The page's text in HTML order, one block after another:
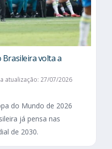
Brasileira volta a
atualização: 27/07/2026
do Mundo de 2026
já pensa nas
de 2030.